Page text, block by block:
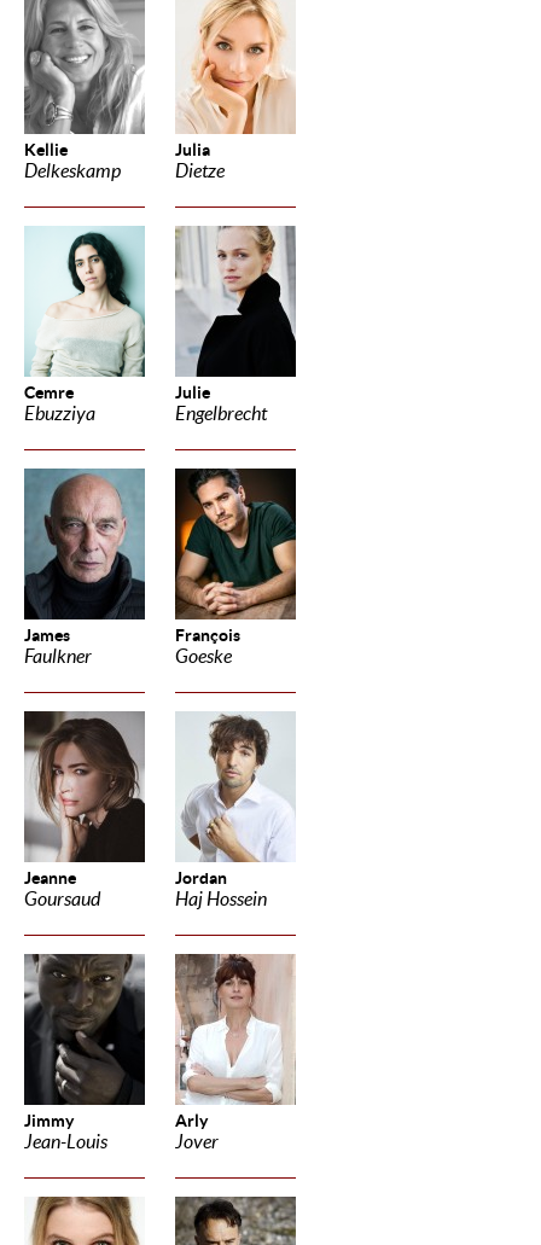
Kellie
Delkeskamp
Julia
Dietze
Cemre
Ebuzziya
Julie
Engelbrecht
James
Faulkner
François
Goeske
Jeanne
Goursaud
Jordan
Haj Hossein
Jimmy
Jean-Louis
Arly
Jover